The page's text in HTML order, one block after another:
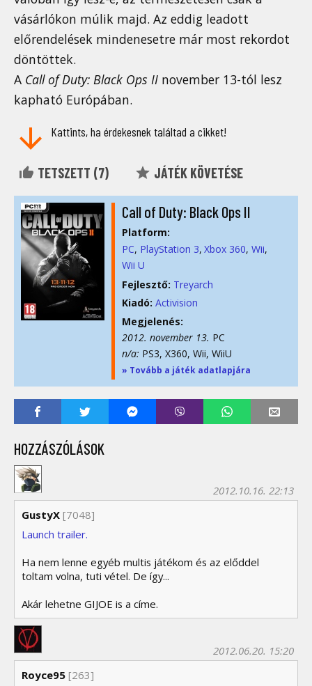
vásárlókon múlik majd. Az eddig leadott
előrendelések mindenesetre már most rekordot
döntöttek.
A Call of Duty: Black Ops II november 13-tól lesz
kapható Európában.
Kattints, ha érdekesnek találtad a cikket!
TETSZETT (7) JÁTÉK KÖVETÉSE
Call of Duty: Black Ops II
Platform:
PC PlayStation 3 Xbox 360 Wii
Wii U
Fejlesztő: Treyarch
Kiadó: Activision
Megjelenés:
2012. november 13. PC
n/a: PS3, X360, Wii, WiiU
» Tovább a játék adatlapjára
HOZZÁSZÓLÁSOK
GustyX
2012.10.16. 22:13
[7048]
Launch trailer.
Ha nem lenne egyéb multis játékom és az előddel
toltam volna, tuti vétel. De így...
Akár lehetne GIJOE is a címe.
Royce95
2012.06.20. 15:20
[263]